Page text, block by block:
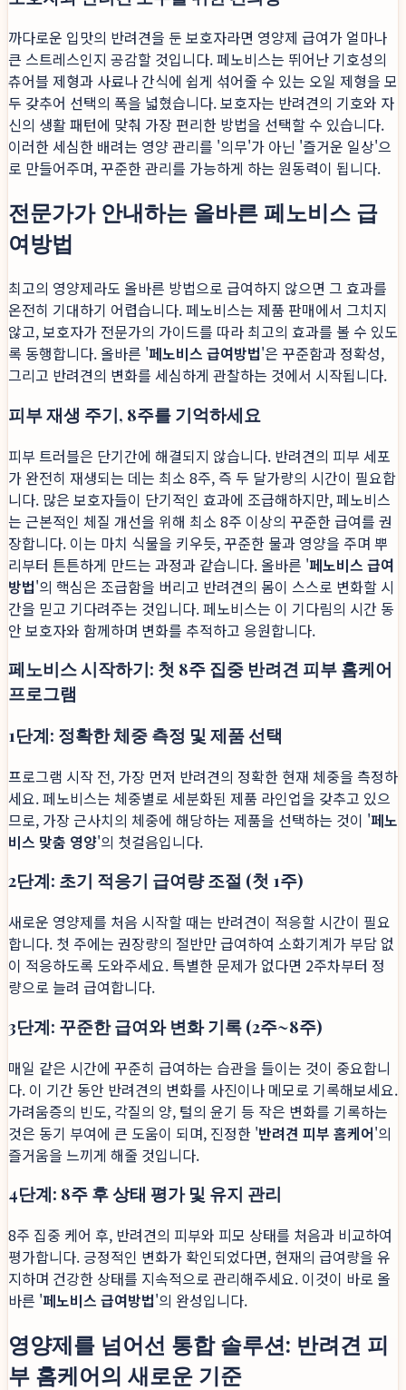
까다로운 입맛의 반려견을 둔 보호자라면 영양제 급여가 얼마나
큰 스트레스인지 공감할 것입니다. 페노비스는 뛰어난 기호성의
츄어블 제형과 사료나 간식에 쉽게 섞어줄 수 있는 오일 제형을 모
두 갖추어 선택의 폭을 넓혔습니다. 보호자는 반려견의 기호와 자
신의 생활 패턴에 맞춰 가장 편리한 방법을 선택할 수 있습니다.
이러한 세심한 배려는 영양 관리를 '의무'가 아닌 '즐거운 일상'으
로 만들어주며, 꾸준한 관리를 가능하게 하는 원동력이 됩니다.
전문가가 안내하는 올바른 페노비스 급
여방법
최고의 영양제라도 올바른 방법으로 급여하지 않으면 그 효과를
온전히 기대하기 어렵습니다. 페노비스는 제품 판매에서 그치지
않고, 보호자가 전문가의 가이드를 따라 최고의 효과를 볼 수 있도
록 동행합니다. 올바른 '페노비스 급여방법'은 꾸준함과 정확성,
그리고 반려견의 변화를 세심하게 관찰하는 것에서 시작됩니다.
피부 재생 주기, 8주를 기억하세요
피부 트러블은 단기간에 해결되지 않습니다. 반려견의 피부 세포
가 완전히 재생되는 데는 최소 8주, 즉 두 달가량의 시간이 필요합
니다. 많은 보호자들이 단기적인 효과에 조급해하지만, 페노비스
는 근본적인 체질 개선을 위해 최소 8주 이상의 꾸준한 급여를 권
장합니다. 이는 마치 식물을 키우듯, 꾸준한 물과 영양을 주며 뿌
리부터 튼튼하게 만드는 과정과 같습니다. 올바른 '페노비스 급여
방법'의 핵심은 조급함을 버리고 반려견의 몸이 스스로 변화할 시
간을 믿고 기다려주는 것입니다. 페노비스는 이 기다림의 시간 동
안 보호자와 함께하며 변화를 추적하고 응원합니다.
페노비스 시작하기: 첫 8주 집중 반려견 피부 홈케어
프로그램
1단계: 정확한 체중 측정 및 제품 선택
프로그램 시작 전, 가장 먼저 반려견의 정확한 현재 체중을 측정하
세요. 페노비스는 체중별로 세분화된 제품 라인업을 갖추고 있으
므로, 가장 근사치의 체중에 해당하는 제품을 선택하는 것이 '페노
비스 맞춤 영양'의 첫걸음입니다.
2단계: 초기 적응기 급여량 조절 (첫 1주)
새로운 영양제를 처음 시작할 때는 반려견이 적응할 시간이 필요
합니다. 첫 주에는 권장량의 절반만 급여하여 소화기계가 부담 없
이 적응하도록 도와주세요. 특별한 문제가 없다면 2주차부터 정
량으로 늘려 급여합니다.
3단계: 꾸준한 급여와 변화 기록 (2주~8주)
매일 같은 시간에 꾸준히 급여하는 습관을 들이는 것이 중요합니
다. 이 기간 동안 반려견의 변화를 사진이나 메모로 기록해보세요.
가려움증의 빈도, 각질의 양, 털의 윤기 등 작은 변화를 기록하는
것은 동기 부여에 큰 도움이 되며, 진정한 '반려견 피부 홈케어'의
즐거움을 느끼게 해줄 것입니다.
4단계: 8주 후 상태 평가 및 유지 관리
8주 집중 케어 후, 반려견의 피부와 피모 상태를 처음과 비교하여
평가합니다. 긍정적인 변화가 확인되었다면, 현재의 급여량을 유
지하며 건강한 상태를 지속적으로 관리해주세요. 이것이 바로 올
바른 '페노비스 급여방법'의 완성입니다.
영양제를 넘어선 통합 솔루션: 반려견 피
부 홈케어의 새로운 기준